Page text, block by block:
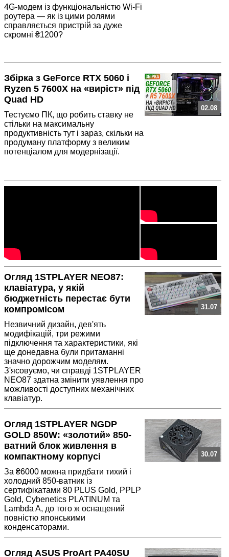
4G-модем із функціональністю Wi-Fi
роутера — як із цими ролями
справляється пристрій за дуже
скромні ₴1200?
Збірка з GeForce RTX 5060 і
Ryzen 5 7600X на «виріст» під
Quad HD
Тестуємо ПК, що робить ставку не
стільки на максимальну
продуктивність тут і зараз, скільки на
продуману платформу з великим
потенціалом для модернізації.
02.08
Огляд 1STPLAYER NEO87:
клавіатура, у якій
бюджетність перестає бути
компромісом
Незвичний дизайн, дев'ять
модифікацій, три режими
підключення та характеристики, які
ще донедавна були притаманні
значно дорожчим моделям.
З'ясовуємо, чи справді 1STPLAYER
NEO87 здатна змінити уявлення про
можливості доступних механічних
клавіатур.
31.07
Огляд 1STPLAYER NGDP
GOLD 850W: «золотий» 850-
ватний блок живлення в
компактному корпусі
За ₴6000 можна придбати тихий і
холодний 850-ватник із
сертифікатами 80 PLUS Gold, PPLP
Gold, Cybenetics PLATINUM та
Lambda A, до того ж оснащений
повністю японськими
конденсаторами.
30.07
Огляд ASUS ProArt PA40SU